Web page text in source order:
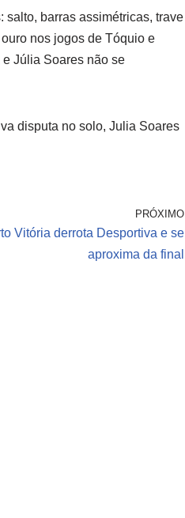
barras assimétricas, trave
nos jogos de Tóquio e
Júlia Soares não se
disputa no solo, Julia Soares
PRÓXIMO
Vitória derrota Desportiva e se
aproxima da final